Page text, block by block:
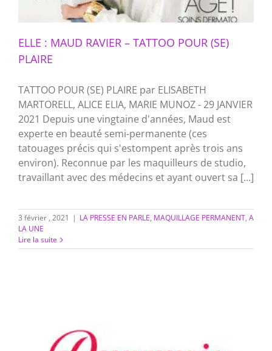
ELLE : MAUD RAVIER – TATTOO POUR (SE)
PLAIRE
TATTOO POUR (SE) PLAIRE par ELISABETH
MARTORELL, ALICE ELIA, MARIE MUNOZ - 29 JANVIER
2021 Depuis une vingtaine d'années, Maud est
experte en beauté semi-permanente (ces
tatouages précis qui s'estompent après trois ans
environ). Reconnue par les maquilleurs de studio,
travaillant avec des médecins et ayant ouvert sa [...]
3 février , 2021 | LA PRESSE EN PARLE, MAQUILLAGE PERMANENT, A
LA UNE
Lire la suite